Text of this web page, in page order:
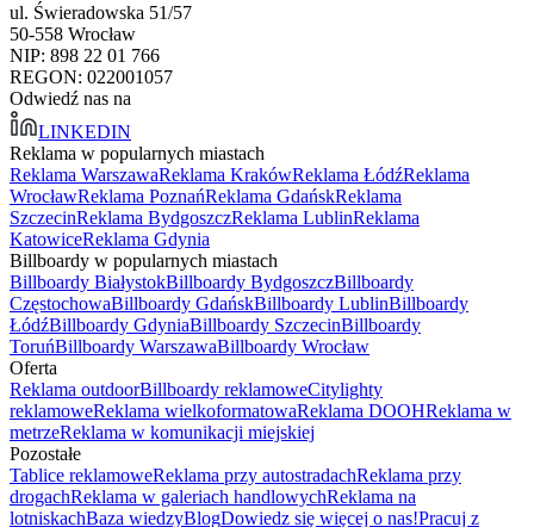
ul. Świeradowska 51/57
50-558 Wrocław
NIP: 898 22 01 766
REGON: 022001057
Odwiedź nas na
LINKEDIN
Reklama w popularnych miastach
Reklama WarszawaReklama KrakówReklama ŁódźReklama
WrocławReklama PoznańReklama GdańskReklama
SzczecinReklama BydgoszczReklama LublinReklama
KatowiceReklama Gdynia
Billboardy w popularnych miastach
Billboardy BiałystokBillboardy BydgoszczBillboardy
CzęstochowaBillboardy GdańskBillboardy LublinBillboardy
ŁódźBillboardy GdyniaBillboardy SzczecinBillboardy
ToruńBillboardy WarszawaBillboardy Wrocław
Oferta
Reklama outdoorBillboardy reklamoweCitylighty
reklamoweReklama wielkoformatowaReklama DOOHReklama w
metrzeReklama w komunikacji miejskiej
Pozostałe
Tablice reklamoweReklama przy autostradachReklama przy
drogachReklama w galeriach handlowychReklama na
lotniskachBaza wiedzyBlogDowiedz się więcej o nas!Pracuj z